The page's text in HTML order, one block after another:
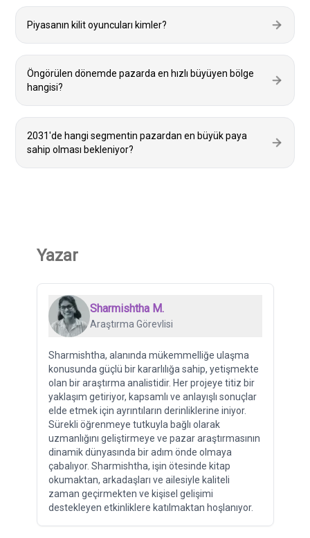
Piyasanın kilit oyuncuları kimler?
Öngörülen dönemde pazarda en hızlı büyüyen bölge
hangisi?
2031'de hangi segmentin pazardan en büyük paya
sahip olması bekleniyor?
Yazar
Sharmishtha M.
Araştırma Görevlisi
Sharmishtha, alanında mükemmelliğe ulaşma
konusunda güçlü bir kararlılığa sahip, yetişmekte
olan bir araştırma analistidir. Her projeye titiz bir
yaklaşım getiriyor, kapsamlı ve anlayışlı sonuçlar
elde etmek için ayrıntıların derinliklerine iniyor.
Sürekli öğrenmeye tutkuyla bağlı olarak
uzmanlığını geliştirmeye ve pazar araştırmasının
dinamik dünyasında bir adım önde olmaya
çabalıyor. Sharmishtha, işin ötesinde kitap
okumaktan, arkadaşları ve ailesiyle kaliteli
zaman geçirmekten ve kişisel gelişimi
destekleyen etkinliklere katılmaktan hoşlanıyor.